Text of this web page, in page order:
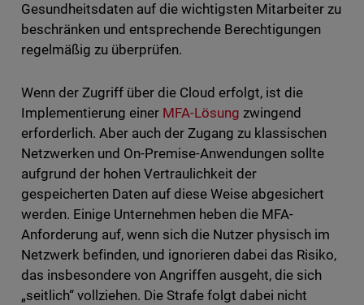
Gesundheitsdaten auf die wichtigsten Mitarbeiter zu
beschränken und entsprechende Berechtigungen
regelmäßig zu überprüfen.
Wenn der Zugriff über die Cloud erfolgt, ist die
Implementierung einer MFA-Lösung zwingend
erforderlich. Aber auch der Zugang zu klassischen
Netzwerken und On-Premise-Anwendungen sollte
aufgrund der hohen Vertraulichkeit der
gespeicherten Daten auf diese Weise abgesichert
werden. Einige Unternehmen heben die MFA-
Anforderung auf, wenn sich die Nutzer physisch im
Netzwerk befinden, und ignorieren dabei das Risiko,
das insbesondere von Angriffen ausgeht, die sich
„seitlich“ vollziehen. Die Strafe folgt dabei nicht